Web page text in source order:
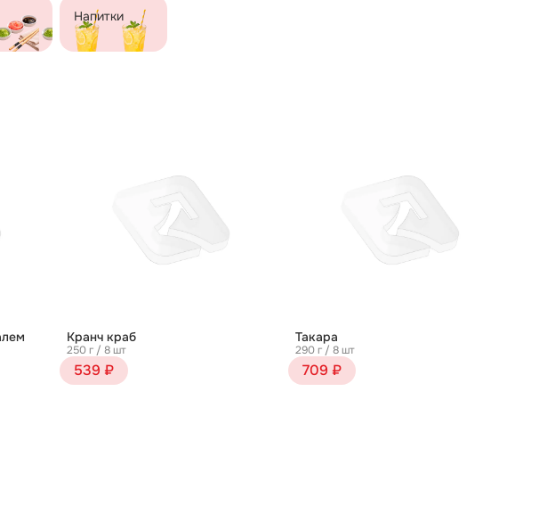
Напитки
Кранч краб
250 г / 8 шт
539 ₽
Такара
290 г / 8 шт
709 ₽